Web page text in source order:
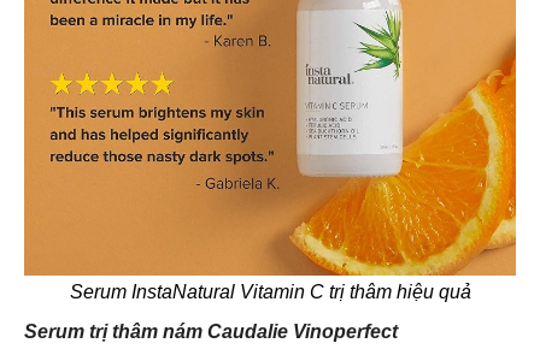
Serum InstaNatural Vitamin C trị thâm hiệu quả
Serum trị thâm nám Caudalie Vinoperfect